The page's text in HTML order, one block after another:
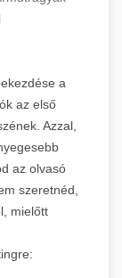
a
az első
Azzal,
az olvasó
szeretnéd,
mielőtt